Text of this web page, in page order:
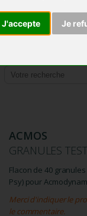
J'accepte Je
certains pays
ACMOS
GRANULES TEST
Flacon de 40
Psy) pour
Merci d'indiquer le
le commentaire.